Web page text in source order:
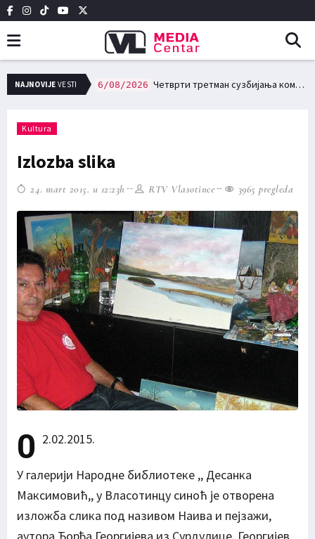
NAJNOVIJE VESTI
доспева за плаћање 15. августа 6/08/2026 Четврти третман сузбијања комараца 10. и 11. августа на територији града Лесковца
Kultura
Izlozba slika
24. mart 2015. u 12:23h RTV Vlasotince 3965 pregleda
0 2.02.2015.
У галерији Народне библиотеке ,, Десанка
Максимовић,, у Власотинцу синоћ је отворена
изложба слика под називом Наива и пејзажи,